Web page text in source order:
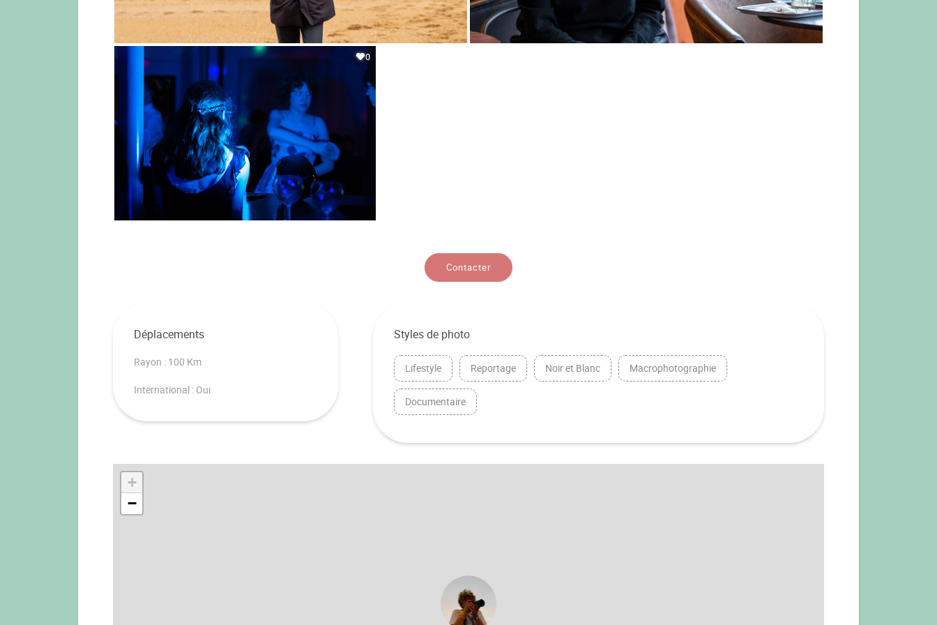
0
Contacter
Déplacements
Rayon : 100 Km
International : Oui
Styles de photo
Lifestyle Reportage Noir et Blanc Macrophotographie
Documentaire
+
−